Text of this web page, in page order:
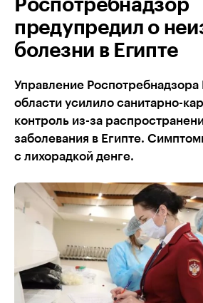
Роспотребнадзор
предупредил о
болезни в Египте
Управление
области усилило санитарно-
контроль из-за
заболевания в Египте.
с лихорадкой денге.